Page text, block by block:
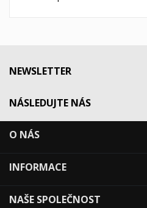
NEWSLETTER
NÁSLEDUJTE NÁS
O NÁS
INFORMACE
NAŠE SPOLEČNOST